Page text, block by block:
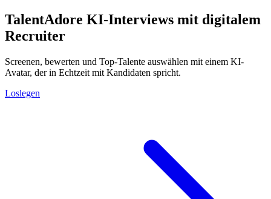
TalentAdore KI-Interviews mit digitalem
Recruiter
Screenen, bewerten und Top-Talente auswählen mit einem KI-
Avatar, der in Echtzeit mit Kandidaten spricht.
Loslegen